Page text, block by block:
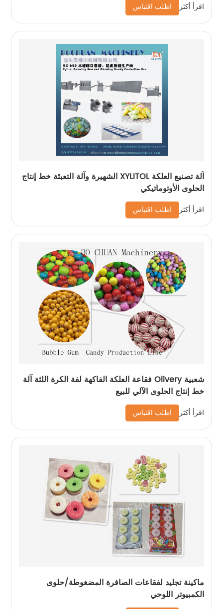
اقرأ أكثر اطلب اقتباس
آلة تصنيع العلكة XYLITOL الشهيرة وآلة التعبئة خط إنتاج
الحلوى الأوتوماتيكي
اقرأ أكثر اطلب اقتباس
شعبية Olivery فقاعة العلكة الفاكهة لفة الكرة اللثة آلة
خط إنتاج الحلوى الآلي للبيع
اقرأ أكثر اطلب اقتباس
ماكينة تجليد لفقاعات الصافرة المضغوطة/حلوى
الكمبيوتر اللوحي